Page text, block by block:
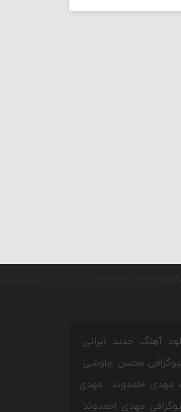
آهنگ جدید ایرانی
محسن چاوشی
مهدی احمدوند
مهدی
مهدی احمدوند